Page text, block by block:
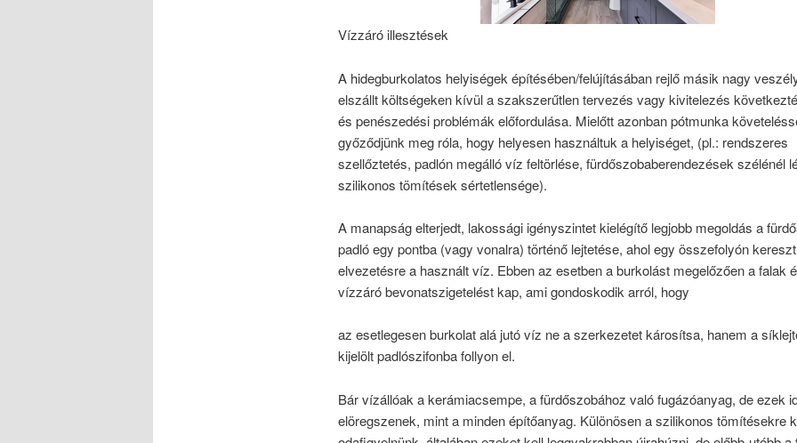
Vízzáró illesztések
A hidegburkolatos helyiségek építésében/felújításában rejlő másik nagy
elszállt költségeken kívül a szakszerűtlen tervezés vagy kivitelezés
és penészedési problémák előfordulása. Mielőtt azonban pótmunka
győződjünk meg róla, hogy helyesen használtuk a helyiséget, (pl.: rendszeres
szellőztetés, padlón megálló víz feltörlése, fürdőszobaberendezések szélénél
szilikonos tömítések sértetlensége).
A manapság elterjedt, lakossági igényszintet kielégítő legjobb megoldás a
padló egy pontba (vagy vonalra) történő lejtetése, ahol egy összefolyón
elvezetésre a használt víz. Ebben az esetben a burkolást megelőzően a falak
vízzáró bevonatszigetelést kap, ami gondoskodik arról, hogy
az esetlegesen burkolat alá jutó víz ne a szerkezetet károsítsa, hanem a
kijelölt padlószifonba follyon el.
Bár vízállóak a kerámiacsempe, a fürdőszobához való fugázóanyag, de ezek
elöregszenek, mint a minden építőanyag. Különösen a szilikonos tömítésekre